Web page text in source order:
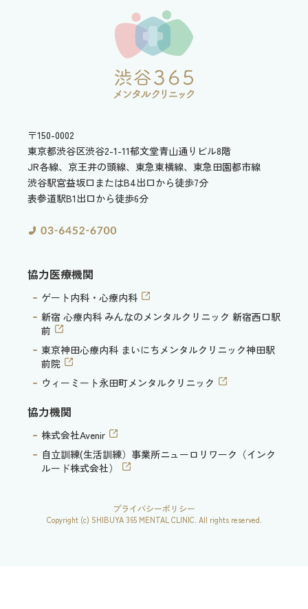
〒150-0002
東京都渋谷区渋谷2-1-11郁文堂青山通りビル8階
JR各線、京王井の頭線、東急東横線、東急田園都市線
渋谷駅宮益坂口またはB4出口から徒歩7分
表参道駅B1出口から徒歩6分
協力医療機関
ゲート内科・心療内科
新宿 心療内科 みんなのメンタルクリニック 新宿西口駅
前
東京神田心療内科 まいにちメンタルクリニック神田駅
前院
ウィーミート永田町メンタルクリニック
協力機関
株式会社Avenir
自立訓練(生活訓練）事業所ニューロリワーク（インク
ルード株式会社）
Copyright (c) SHIBUYA 365 MENTAL CLINIC. All rights reserved.
プライバシーポリシー